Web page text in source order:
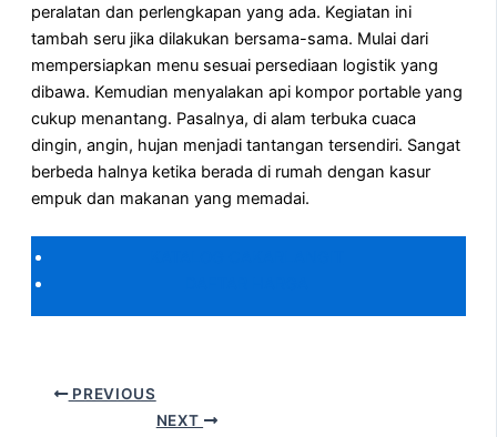
peralatan dan perlengkapan yang ada. Kegiatan ini
tambah seru jika dilakukan bersama-sama. Mulai dari
mempersiapkan menu sesuai persediaan logistik yang
dibawa. Kemudian menyalakan api kompor portable yang
cukup menantang. Pasalnya, di alam terbuka cuaca
dingin, angin, hujan menjadi tantangan tersendiri. Sangat
berbeda halnya ketika berada di rumah dengan kasur
empuk dan makanan yang memadai.
PREVIOUS
NEXT